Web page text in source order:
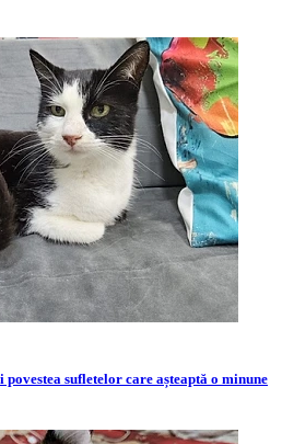
sufletelor care așteaptă o minune